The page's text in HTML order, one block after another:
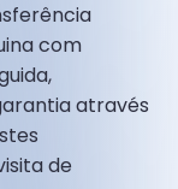
com
através
de